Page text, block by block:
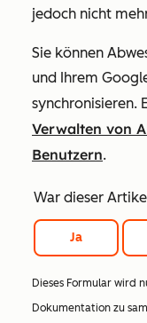
jedoch nicht
Sie können
und Ihrem
synchronisieren.
Verwalten von
Benutzern.
War dieser
Ja
Dieses Formular wird
Dokumentation zu